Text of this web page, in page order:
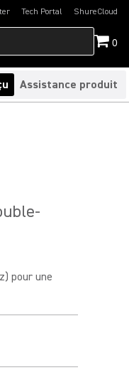
Tech Portal
(Opens in a new tab)ShureCloud
(Opens in a new
0
Assistance produit
pour une